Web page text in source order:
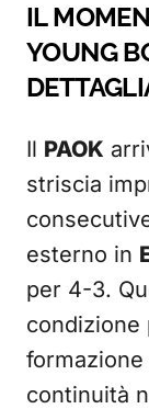
IL
YOUNG
Il PAOK
striscia
esterno in
per 4-3.
condizione
continuità